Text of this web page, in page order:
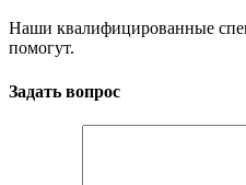
Наши квалифицированные
помогут.
Задать вопрос